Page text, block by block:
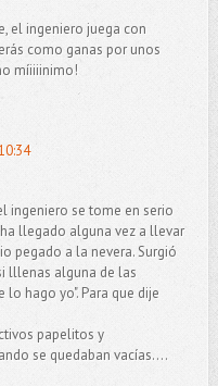
el ingeniero juega con
como ganas por unos
míiiiinimo!
ingeniero se tome en serio
llegado alguna vez a llevar
pegado a la nevera. Surgió
lllenas alguna de las
hago yo". Para que dije
papelitos y
se quedaban vacías....